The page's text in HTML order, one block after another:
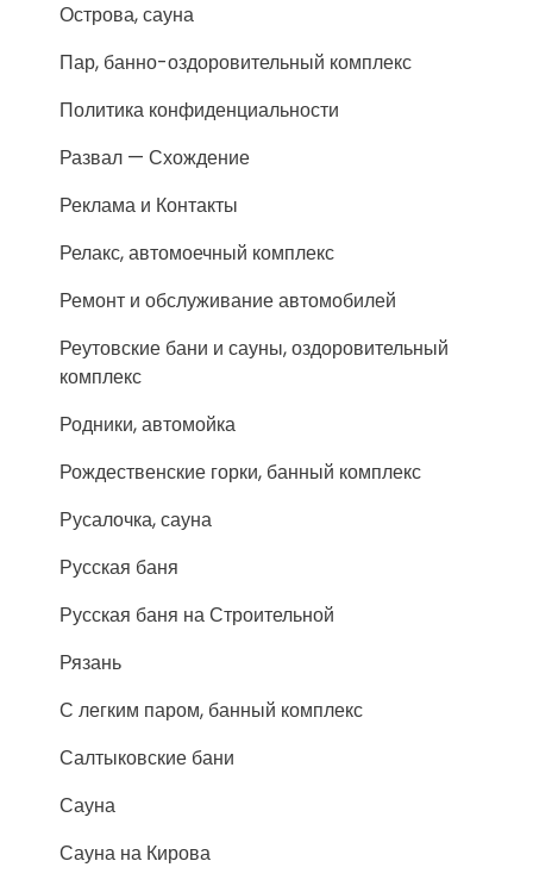
Острова, сауна
Пар, банно-оздоровительный комплекс
Политика конфиденциальности
Развал — Схождение
Реклама и Контакты
Релакс, автомоечный комплекс
Ремонт и обслуживание автомобилей
Реутовские бани и сауны, оздоровительный
комплекс
Родники, автомойка
Рождественские горки, банный комплекс
Русалочка, сауна
Русская баня
Русская баня на Строительной
Рязань
С легким паром, банный комплекс
Салтыковские бани
Сауна
Сауна на Кирова